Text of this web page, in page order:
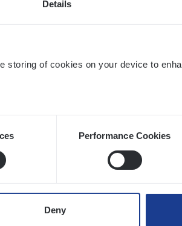
Details
storing of cookies on your device to
Performance Cookies
Deny